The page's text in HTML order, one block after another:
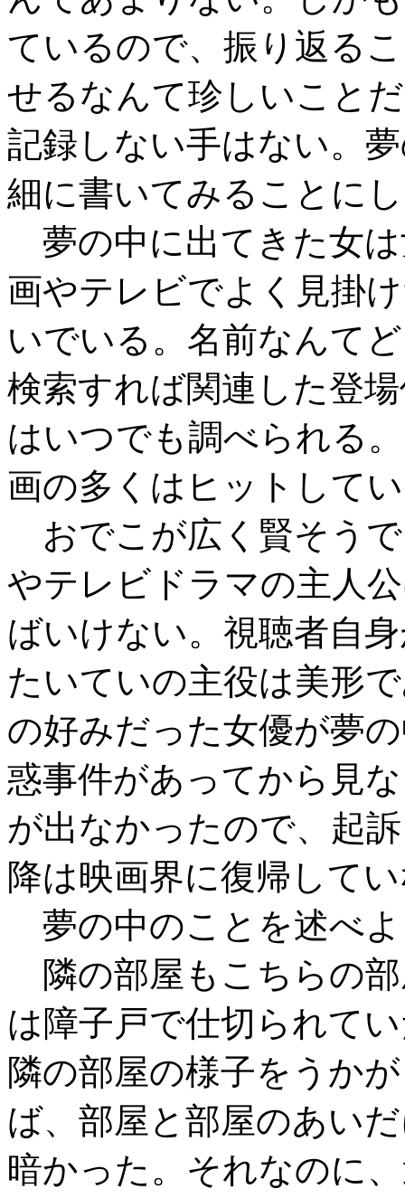
ているので、振り返る
せるなんて珍しいこと
記録しない手はない。
細に書いてみることに
夢の中に出てきた女
画やテレビでよく見掛
いでいる。名前なんて
検索すれば関連した登
はいつでも調べられる
画の多くはヒットして
おでこが広く賢そう
やテレビドラマの主人
ばいけない。視聴者自
たいていの主役は美形
の好みだった女優が夢
惑事件があってから見
が出なかったので、起
降は映画界に復帰して
夢の中のことを述べ
隣の部屋もこちらの
は障子戸で仕切られて
隣の部屋の様子をうか
ば、部屋と部屋のあい
暗かった。それなのに